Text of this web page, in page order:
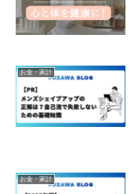
お金・家計
お金・家計